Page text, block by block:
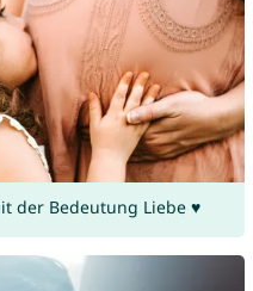
der Bedeutung Liebe ♥